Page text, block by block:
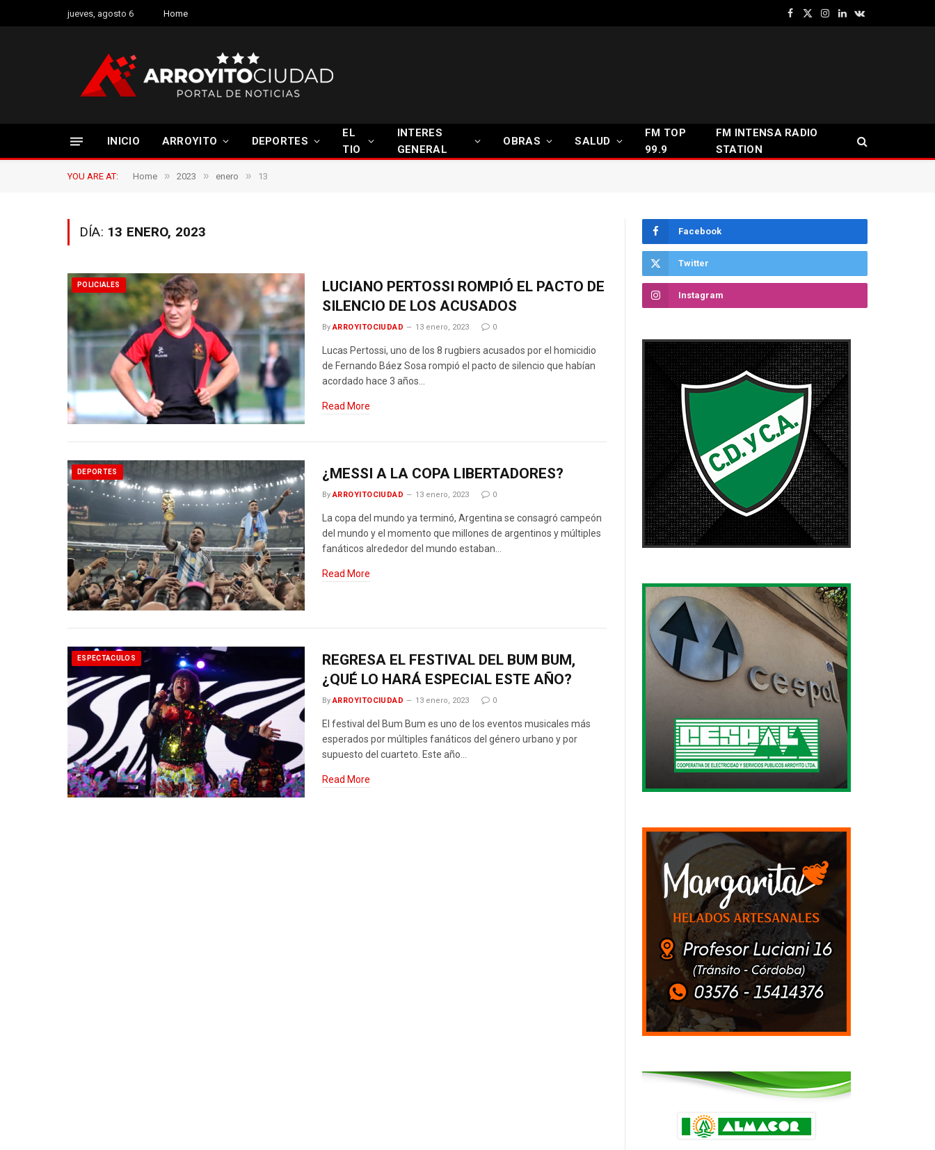
jueves, agosto 6 Home
Facebook
X
Instagram
LinkedInVKontakte
INICIO ARROYITO DEPORTES
EL
TIO
INTERES
GENERAL
OBRAS SALUD
FM TOP
99.9
FM INTENSA RADIO
STATION
YOU ARE AT: Home » 2023 » enero » 13
DÍA: 13 ENERO, 2023
POLICIALES
LUCIANO PERTOSSI ROMPIÓ EL PACTO DE
SILENCIO DE LOS ACUSADOS
By ARROYITOCIUDAD 13 enero, 2023 0
Lucas Pertossi, uno de los 8 rugbiers acusados por el homicidio
de Fernando Báez Sosa rompió el pacto de silencio que habían
acordado hace 3 años…
Read More
DEPORTES ¿MESSI A LA COPA LIBERTADORES?
By ARROYITOCIUDAD 13 enero, 2023 0
La copa del mundo ya terminó, Argentina se consagró campeón
del mundo y el momento que millones de argentinos y múltiples
fanáticos alrededor del mundo estaban…
Read More
ESPECTACULOS
REGRESA EL FESTIVAL DEL BUM BUM,
¿QUÉ LO HARÁ ESPECIAL ESTE AÑO?
By ARROYITOCIUDAD 13 enero, 2023 0
El festival del Bum Bum es uno de los eventos musicales más
esperados por múltiples fanáticos del género urbano y por
supuesto del cuarteto. Este año…
Read More
Facebook
Twitter
Instagram